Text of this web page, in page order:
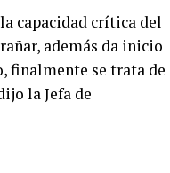
capacidad crítica del
además da inicio
finalmente se trata de
la Jefa de